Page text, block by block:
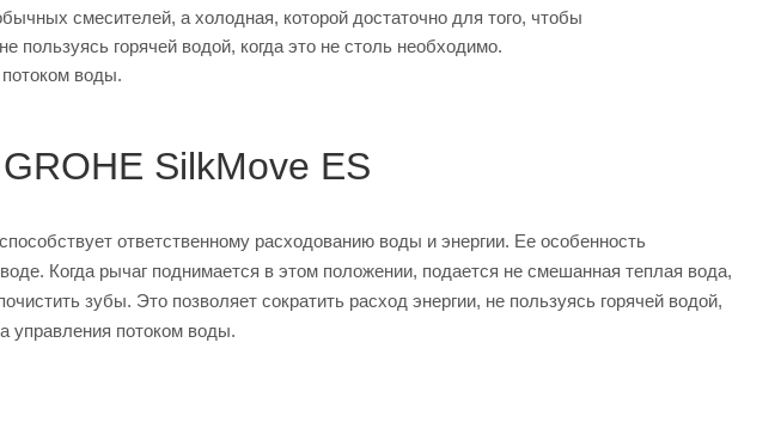
смесителей, а холодная, которой достаточно для того, чтобы
пользуясь горячей водой, когда это не столь необходимо.
воды.
SilkMove ES
ответственному расходованию воды и энергии. Ее особенность
Когда рычаг поднимается в этом положении, подается не смешанная теплая вода,
зубы. Это позволяет сократить расход энергии, не пользуясь горячей водой,
управления потоком воды.